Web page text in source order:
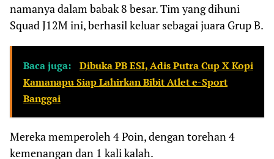
namanya dalam babak 8 besar. Tim yang dihuni
Squad J12M ini, berhasil keluar sebagai juara Grup B.
Baca juga:
Dibuka PB ESI, Adis Putra Cup X Kopi
Kamanapu Siap Lahirkan Bibit Atlet e-Sport
Banggai
Mereka memperoleh 4 Poin, dengan torehan 4
kemenangan dan 1 kali kalah.